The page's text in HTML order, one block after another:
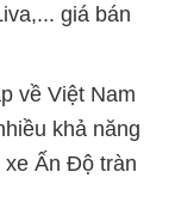
giá bán
về Việt Nam
khả năng
Ấn Độ tràn